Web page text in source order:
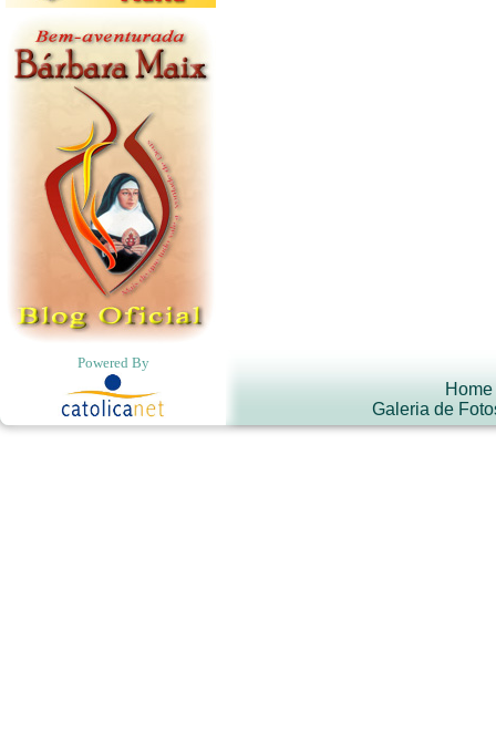
Powered By
Home
Galeria de